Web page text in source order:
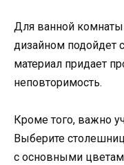
Для ванной
дизайном подойдет
материал придает
неповторимость.
Кроме того, важно
Выберите
с основными